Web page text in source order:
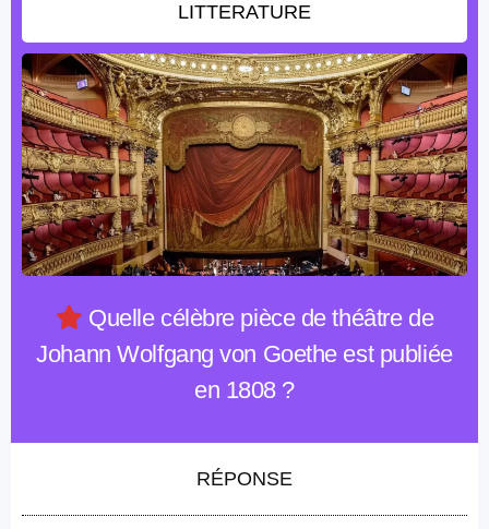
LITTERATURE
Quelle célèbre pièce de théâtre de
Johann Wolfgang von Goethe est publiée
en 1808 ?
RÉPONSE